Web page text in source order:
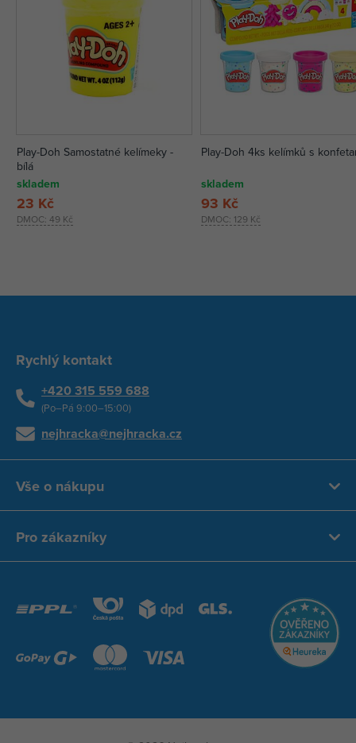
Play-Doh Samostatné kelímeky -
bílá
skladem
DMOC: 49 Kč
23 Kč
Play-Doh 4ks kelímků s
skladem
DMOC: 129 Kč
93 Kč
Rychlý kontakt
+420 315 559 688
(Po–Pá 9:00–15:00)
nejhracka@nejhracka.cz
Vše o nákupu
Pro zákazníky